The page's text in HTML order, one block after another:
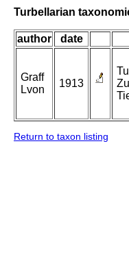
Turbellarian
author date
Graff
Lvon
1913
Return to taxon listing